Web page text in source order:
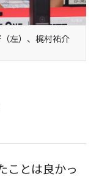
左）、梶村祐介
ことは良かっ